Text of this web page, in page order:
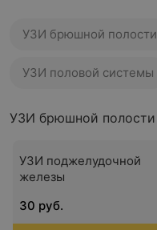
УЗИ брюшной полости
УЗИ половой системы
УЗИ брюшной полости
УЗИ поджелудочной
железы
30 руб.